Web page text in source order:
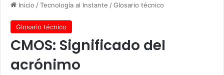
Inicio /Tecnología al Instante /Glosario técnico
Glosario técnico
CMOS: Significado del
acrónimo